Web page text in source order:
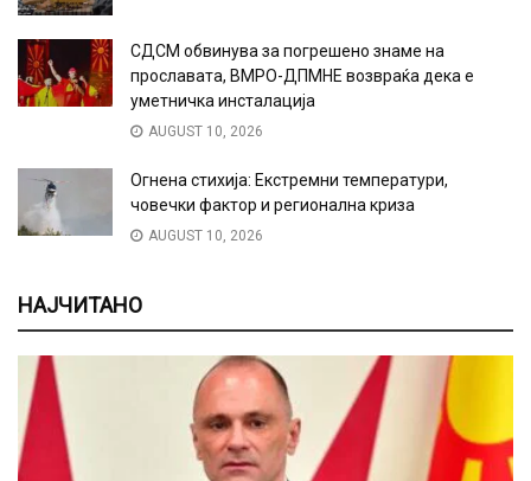
СДСМ обвинува за погрешено знаме на
прославата, ВМРО-ДПМНЕ возвраќа дека е
уметничка инсталација
AUGUST 10, 2026
Огнена стихија: Екстремни температури,
човечки фактор и регионална криза
AUGUST 10, 2026
НАЈЧИТАНО